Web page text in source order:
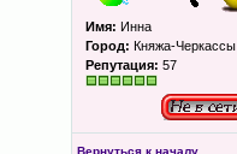
Имя: Инна
Город: Княжа-Черкассы
Репутация: 57
Вернуться к началу